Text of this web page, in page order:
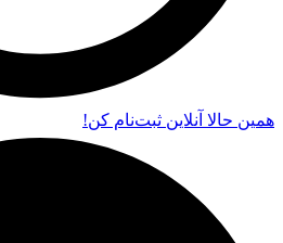
همین حالا آنلاین ثبت‌نام کن!